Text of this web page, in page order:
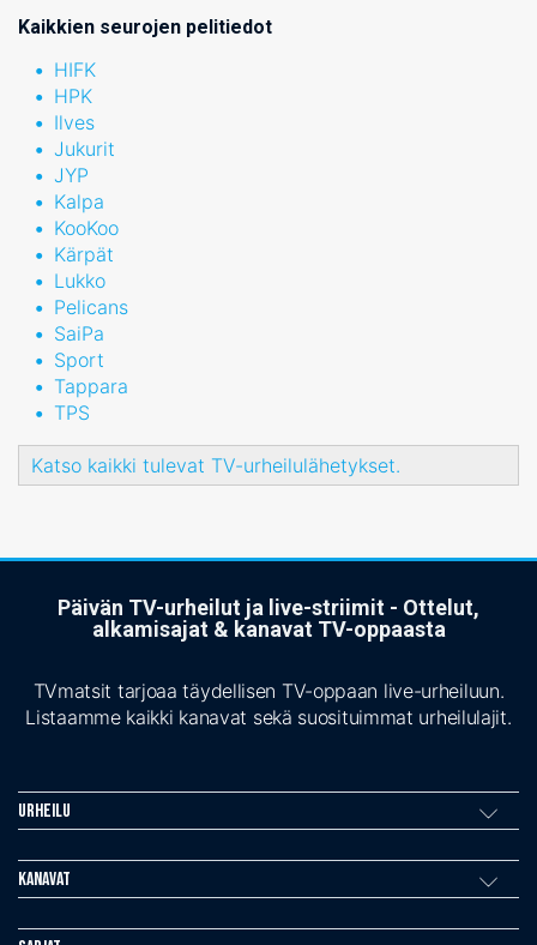
Kaikkien seurojen pelitiedot
HIFK
HPK
Ilves
Jukurit
JYP
Kalpa
KooKoo
Kärpät
Lukko
Pelicans
SaiPa
Sport
Tappara
TPS
Katso kaikki tulevat TV-urheilulähetykset.
Päivän TV-urheilut ja live-striimit - Ottelut,
alkamisajat & kanavat TV-oppaasta
TVmatsit tarjoaa täydellisen TV-oppaan live-urheiluun.
Listaamme kaikki kanavat sekä suosituimmat urheilulajit.
Urheilu
Kanavat